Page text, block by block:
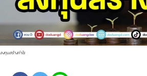
ลงทุนสร้างกำไร